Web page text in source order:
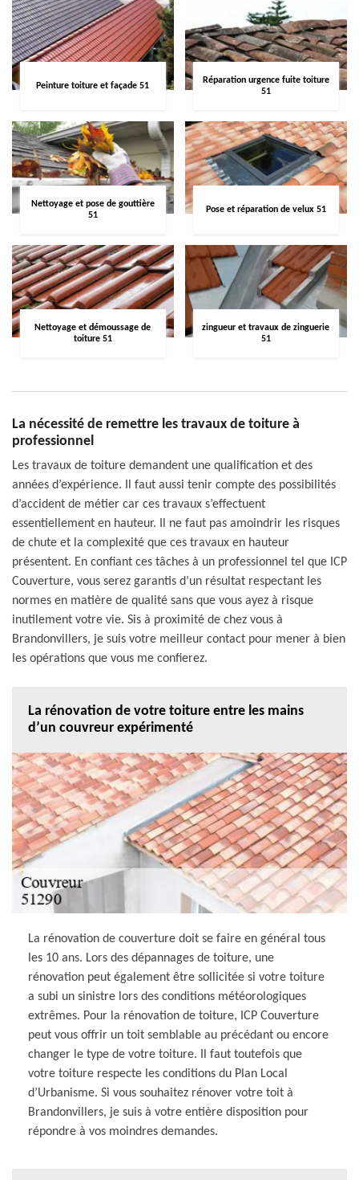
Peinture toiture et façade 51
Réparation urgence fuite toiture
51
Nettoyage et pose de gouttière
51
Pose et réparation de velux 51
Nettoyage et démoussage de
toiture 51
zingueur et travaux de zinguerie
51
La nécessité de remettre les travaux de toiture à
professionnel
Les travaux de toiture demandent une qualification et des
années d’expérience. Il faut aussi tenir compte des possibilités
d’accident de métier car ces travaux s’effectuent
essentiellement en hauteur. Il ne faut pas amoindrir les risques
de chute et la complexité que ces travaux en hauteur
présentent. En confiant ces tâches à un professionnel tel que ICP
Couverture, vous serez garantis d’un résultat respectant les
normes en matière de qualité sans que vous ayez à risque
inutilement votre vie. Sis à proximité de chez vous à
Brandonvillers, je suis votre meilleur contact pour mener à bien
les opérations que vous me confierez.
La rénovation de votre toiture entre les mains
d’un couvreur expérimenté
La rénovation de couverture doit se faire en général tous
les 10 ans. Lors des dépannages de toiture, une
rénovation peut également être sollicitée si votre toiture
a subi un sinistre lors des conditions météorologiques
extrêmes. Pour la rénovation de toiture, ICP Couverture
peut vous offrir un toit semblable au précédant ou encore
changer le type de votre toiture. Il faut toutefois que
votre toiture respecte les conditions du Plan Local
d’Urbanisme. Si vous souhaitez rénover votre toit à
Brandonvillers, je suis à votre entière disposition pour
répondre à vos moindres demandes.